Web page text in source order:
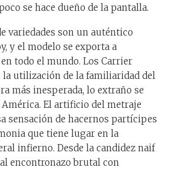
se hace dueño de la pantalla.
variedades son un auténtico
y el modelo se exporta a
todo el mundo. Los Carrier
utilización de la familiaridad del
más inesperada, lo extraño se
América. El artificio del metraje
sensación de hacernos partícipes
que tiene lugar en la
infierno. Desde la candidez naif
encontronazo brutal con